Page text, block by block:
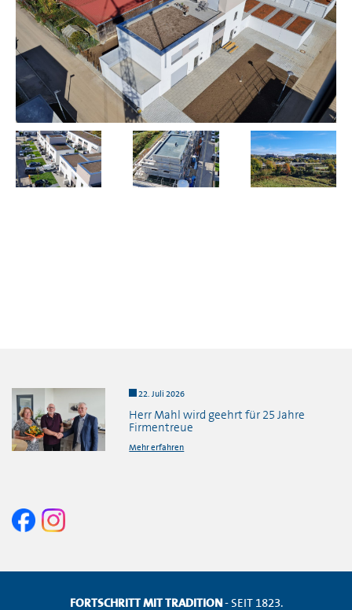
22. Juli 2026
Herr Mahl wird geehrt für 25 Jahre
Firmentreue
Mehr erfahren
FORTSCHRITT MIT TRADITION- SEIT 1823.